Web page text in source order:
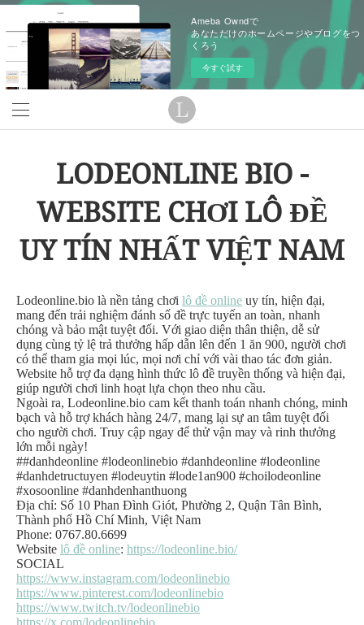
Ameba Owndで
あなただけのホームページやブログをつ
くろう
今すぐ試す
LODEONLINE BIO -
WEBSITE CHƠI LÔ ĐỀ
UY TÍN NHẤT VIỆT NAM